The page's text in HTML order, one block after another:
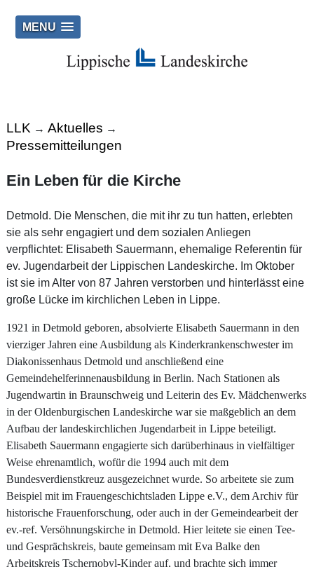
MENU
LLK → Aktuelles →
Pressemitteilungen
Ein Leben für die Kirche
Detmold. Die Menschen, die mit ihr zu tun hatten, erlebten
sie als sehr engagiert und dem sozialen Anliegen
verpflichtet: Elisabeth Sauermann, ehemalige Referentin für
ev. Jugendarbeit der Lippischen Landeskirche. Im Oktober
ist sie im Alter von 87 Jahren verstorben und hinterlässt eine
große Lücke im kirchlichen Leben in Lippe.
1921 in Detmold geboren, absolvierte Elisabeth Sauermann in den
vierziger Jahren eine Ausbildung als Kinderkrankenschwester im
Diakonissenhaus Detmold und anschließend eine
Gemeindehelferinnenausbildung in Berlin. Nach Stationen als
Jugendwartin in Braunschweig und Leiterin des Ev. Mädchenwerks
in der Oldenburgischen Landeskirche war sie maßgeblich an dem
Aufbau der landeskirchlichen Jugendarbeit in Lippe beteiligt.
Elisabeth Sauermann engagierte sich darüberhinaus in vielfältiger
Weise ehrenamtlich, wofür die 1994 auch mit dem
Bundesverdienstkreuz ausgezeichnet wurde. So arbeitete sie zum
Beispiel mit im Frauengeschichtsladen Lippe e.V., dem Archiv für
historische Frauenforschung, oder auch in der Gemeindearbeit der
ev.-ref. Versöhnungskirche in Detmold. Hier leitete sie einen Tee-
und Gesprächskreis, baute gemeinsam mit Eva Balke den
Arbeitskreis Tschernobyl-Kinder auf, und brachte sich immer